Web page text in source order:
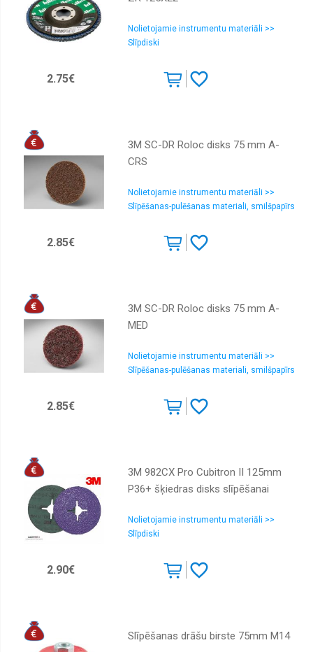
Nolietojamie instrumentu materiāli >>
Slīpdiski
2.75€
3M SC-DR Roloc disks 75 mm A-
CRS
Nolietojamie instrumentu materiāli >>
Slīpēšanas-pulēšanas materiali, smilšpapīrs
2.85€
3M SC-DR Roloc disks 75 mm A-
MED
Nolietojamie instrumentu materiāli >>
Slīpēšanas-pulēšanas materiali, smilšpapīrs
2.85€
3M 982CX Pro Cubitron II 125mm
P36+ šķiedras disks slīpēšanai
Nolietojamie instrumentu materiāli >>
Slīpdiski
2.90€
Slīpēšanas drāšu birste 75mm M14